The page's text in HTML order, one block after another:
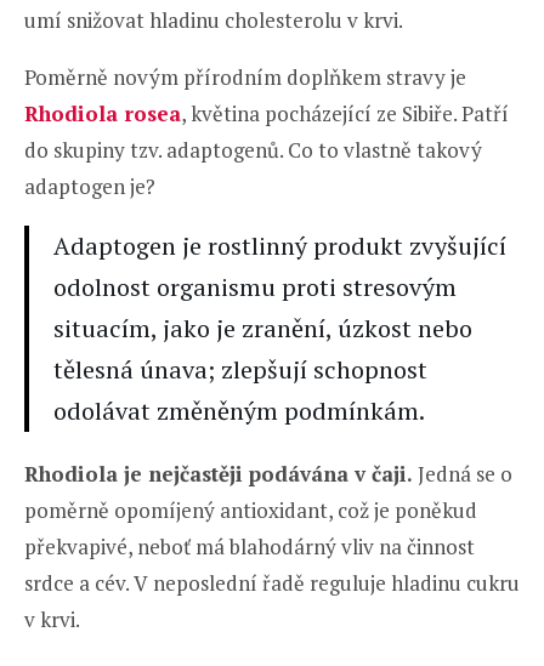
umí snižovat hladinu cholesterolu v krvi.
Poměrně novým přírodním doplňkem stravy je
Rhodiola rosea, květina pocházející ze Sibiře. Patří
do skupiny tzv. adaptogenů. Co to vlastně takový
adaptogen je?
Adaptogen je rostlinný produkt zvyšující
odolnost organismu proti stresovým
situacím, jako je zranění, úzkost nebo
tělesná únava; zlepšují schopnost
odolávat změněným podmínkám.
Rhodiola je nejčastěji podávána v čaji. Jedná se o
poměrně opomíjený antioxidant, což je poněkud
překvapivé, neboť má blahodárný vliv na činnost
srdce a cév. V neposlední řadě reguluje hladinu cukru
v krvi.